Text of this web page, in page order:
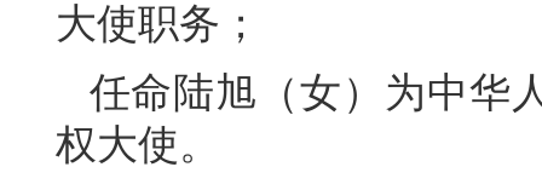
大使职务；
任命陆旭（女）为中华
权大使。